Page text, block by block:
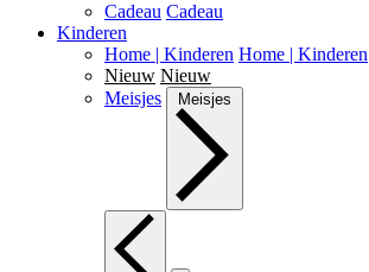
Cadeau Cadeau
Kinderen
Home | Kinderen Home | Kinderen
Nieuw Nieuw
Meisjes
Meisjes